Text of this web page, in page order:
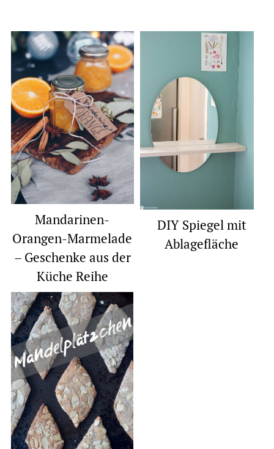
Mandarinen-
Orangen-Marmelade
– Geschenke aus der
Küche Reihe
DIY Spiegel mit
Ablagefläche